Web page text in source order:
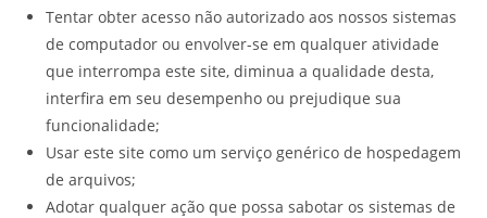
Tentar obter acesso não autorizado aos nossos sistemas
de computador ou envolver-se em qualquer atividade
que interrompa este site, diminua a qualidade desta,
interfira em seu desempenho ou prejudique sua
funcionalidade;
Usar este site como um serviço genérico de hospedagem
de arquivos;
Adotar qualquer ação que possa sabotar os sistemas de